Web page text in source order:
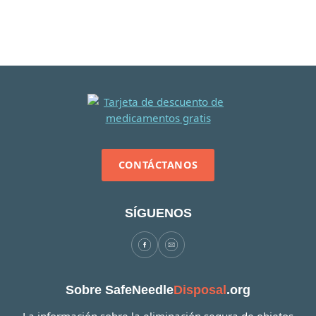
CONTÁCTANOS
SÍGUENOS
Sobre SafeNeedleDisposal.org